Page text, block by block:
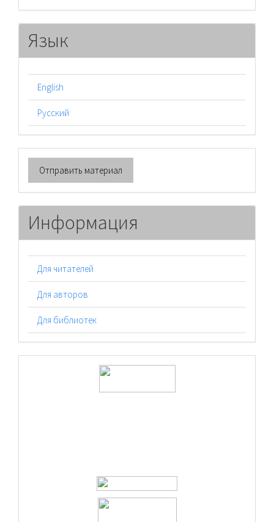
Язык
English
Русский
Отправить
материал
Отправить материал
Информация
Для читателей
Для авторов
Для библиотек